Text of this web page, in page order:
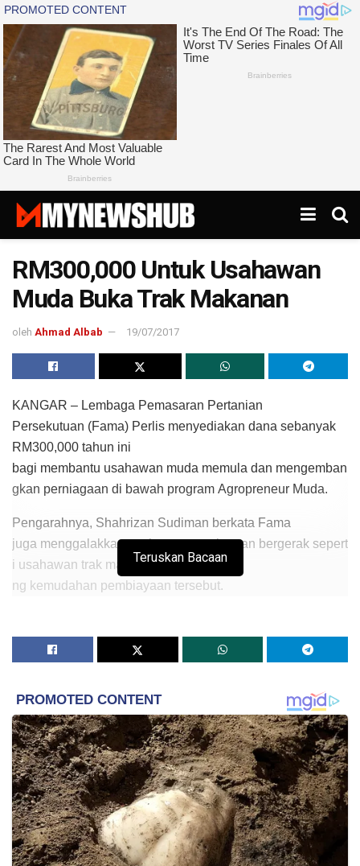
RM300,000 Untuk Usahawan
Muda Buka Trak Makanan
oleh Ahmad Albab 19/07/2017
KANGAR – Lembaga Pemasaran Pertanian
Persekutuan (Fama) Perlis menyediakan dana sebanyak
RM300,000 tahun ini
bagi membantu usahawan muda memula dan mengemban
gkan perniagaan di bawah program Agropreneur Muda.
Pengarahnya, Shahrizan Sudiman berkata Fama
juga menggalakkan usahawan perniagaan bergerak sepert
i usahawan trak makanan merebut pelu
ng kemudahan pembiayaan tersebut.
wan siswazah dan
bukan siswazah berumur 40 tahun ke bawah merangkumi
makanan, tanaman, ternakan, perikanan, dan pemasaran.
“Penglibatan golongan muda dalam sektor ini masih
rendah walaupun pembiayaan pinjaman termasuk
pemberian peralatan perniagaan, mesin, bahan mentah da
n modal pusingan perniagaan tanpa faedah,” katanya.
Sharizan ditemui pada majlis
Pautan Kasih Mesra Pelanggan sempena Hari Raya
Teruskan Bacaan